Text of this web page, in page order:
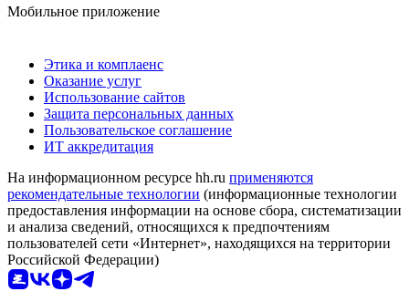
Мобильное приложение
Этика и комплаенс
Оказание услуг
Использование сайтов
Защита персональных данных
Пользовательское соглашение
ИТ аккредитация
На информационном ресурсе hh.ru применяются
рекомендательные технологии (информационные технологии
предоставления информации на основе сбора, систематизации
и анализа сведений, относящихся к предпочтениям
пользователей сети «Интернет», находящихся на территории
Российской Федерации)